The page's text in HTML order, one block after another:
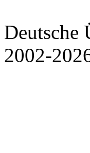
Deutsche
2002-